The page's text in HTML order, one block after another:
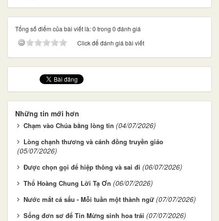
Tổng số điểm của bài viết là: 0 trong 0 đánh giá
Click để đánh giá bài viết
Những tin mới hơn
Chạm vào Chúa bằng lòng tin (04/07/2026)
Lòng chạnh thương và cánh đồng truyền giáo
(05/07/2026)
Được chọn gọi để hiệp thông và sai đi (06/07/2026)
Thổ Hoàng Chung Lời Tạ Ơn (06/07/2026)
Nước mắt cá sấu - Mỗi tuần một thành ngữ (07/07/2026)
Sống đơn sơ để Tin Mừng sinh hoa trái (07/07/2026)